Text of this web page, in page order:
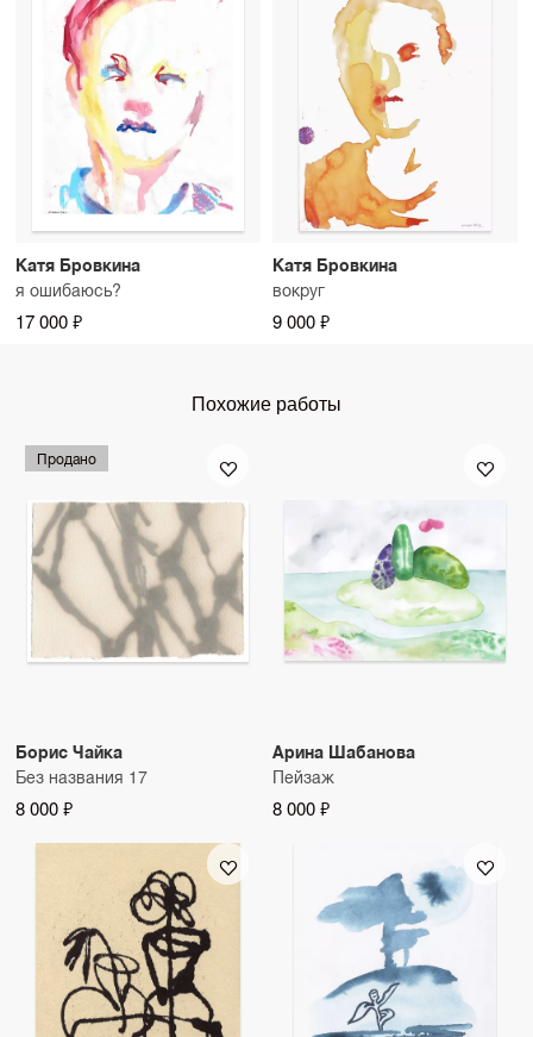
Катя Бровкина
я ошибаюсь?
17 000 ₽
Катя Бровкина
вокруг
9 000 ₽
Похожие работы
Продано
Борис Чайка
Без названия 17
8 000 ₽
Арина Шабанова
Пейзаж
8 000 ₽